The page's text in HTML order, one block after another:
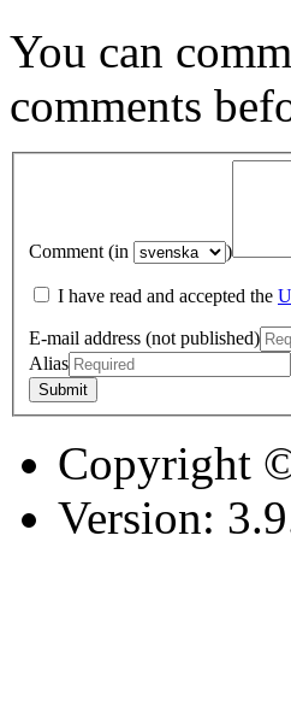
You can
comments
Comment (in )
I have read and accepted the
E-mail address (not published)
Alias
Copyright
Version: